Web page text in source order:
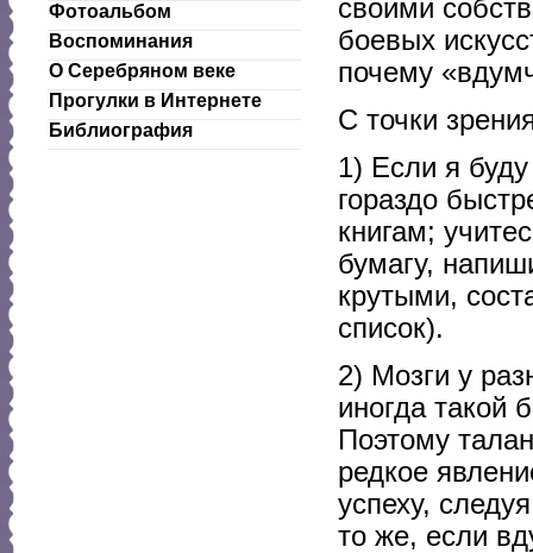
Фотоальбом
Воспоминания
О Серебряном веке
Прогулки в Интернете
Библиография
своими
боевых
почему
С точки
1) Если я буду
гораздо
книгам;
бумагу,
крутыми,
список).
2) Мозги у
иногда такой
Поэтому
редкое
успеху,
то же, если